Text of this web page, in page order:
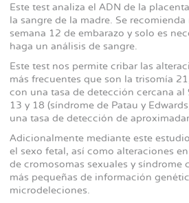
Este test analiza el ADN de la
la sangre de la madre. Se
semana 12 de embarazo y solo es
haga un análisis de sangre.
Este test nos permite cribar las
más frecuentes que son la trisomía
con una tasa de detección cercana al
13 y 18 (síndrome de Patau y
una tasa de detección de
Adicionalmente mediante este
el sexo fetal, así como alteraciones
de cromosomas sexuales y síndrome
más pequeñas de información
microdeleciones.